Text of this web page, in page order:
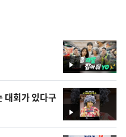
영
상
영
상
대회가 있다구